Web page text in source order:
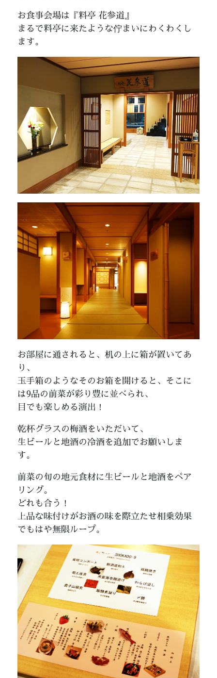
お食事会場は『料亭 花参道』
まるで料亭に来たような佇まいにわくわくし
ます。
お部屋に通されると、机の上に箱が置いてあ
り、
玉手箱のようなそのお箱を開けると、そこに
は9品の前菜が彩り豊に並べられ、
目でも楽しめる演出！
乾杯グラスの梅酒をいただいて、
生ビールと地酒の冷酒を追加でお願いしま
す。
前菜の旬の地元食材に生ビールと地酒をペア
リング。
どれも合う！
上品な味付けがお酒の味を際立たせ相乗効果
でもはや無限ループ。